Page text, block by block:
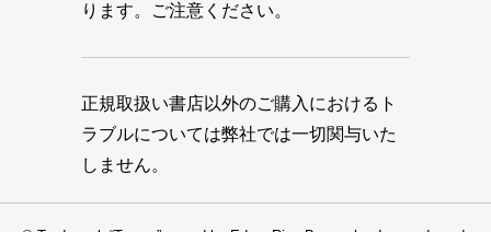
ります。ご注意ください。
正規取扱い書店以外のご購入におけるト
ラブルについては弊社では一切関与いた
しません。